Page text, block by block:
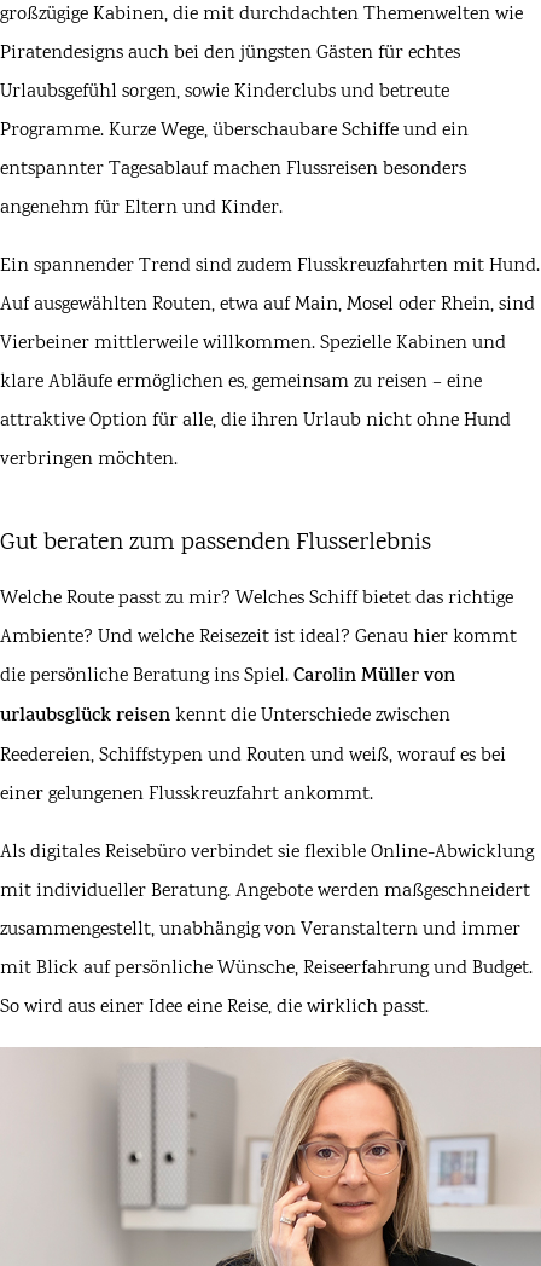
großzügige Kabinen, die mit durchdachten Themenwelten wie
Piratendesigns auch bei den jüngsten Gästen für echtes
Urlaubsgefühl sorgen, sowie Kinderclubs und betreute
Programme. Kurze Wege, überschaubare Schiffe und ein
entspannter Tagesablauf machen Flussreisen besonders
angenehm für Eltern und Kinder.
Ein spannender Trend sind zudem Flusskreuzfahrten mit Hund.
Auf ausgewählten Routen, etwa auf Main, Mosel oder Rhein, sind
Vierbeiner mittlerweile willkommen. Spezielle Kabinen und
klare Abläufe ermöglichen es, gemeinsam zu reisen – eine
attraktive Option für alle, die ihren Urlaub nicht ohne Hund
verbringen möchten.
Gut beraten zum passenden Flusserlebnis
Welche Route passt zu mir? Welches Schiff bietet das richtige
Ambiente? Und welche Reisezeit ist ideal? Genau hier kommt
die persönliche Beratung ins Spiel.Carolin Müller von
urlaubsglück reisenkennt die Unterschiede zwischen
Reedereien, Schiffstypen und Routen und weiß, worauf es bei
einer gelungenen Flusskreuzfahrt ankommt.
Als digitales Reisebüro verbindet sie flexible Online-Abwicklung
mit individueller Beratung. Angebote werden maßgeschneidert
zusammengestellt, unabhängig von Veranstaltern und immer
mit Blick auf persönliche Wünsche, Reiseerfahrung und Budget.
So wird aus einer Idee eine Reise, die wirklich passt.